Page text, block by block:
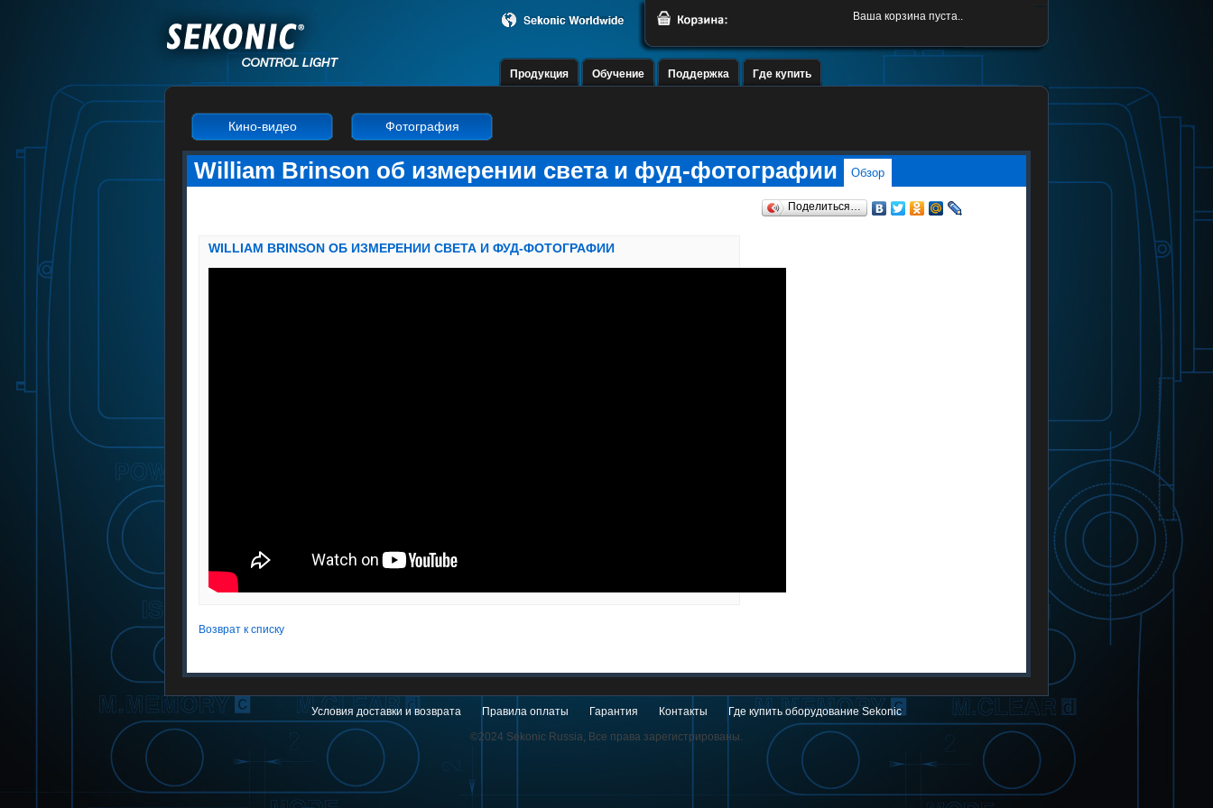
Ваша корзина пуста..
Продукция Обучение Поддержка Где купить
Кино-видео Фотография
William Brinson об измерении света и фуд-фотографии Обзор
Поделиться…
WILLIAM BRINSON ОБ ИЗМЕРЕНИИ СВЕТА И ФУД-ФОТОГРАФИИ
Возврат к списку
Условия доставки и возврата Правила оплаты Гарантия Контакты
Где купить оборудование Sekonic
©2024 Sekonic Russia, Все права зарегистрированы.